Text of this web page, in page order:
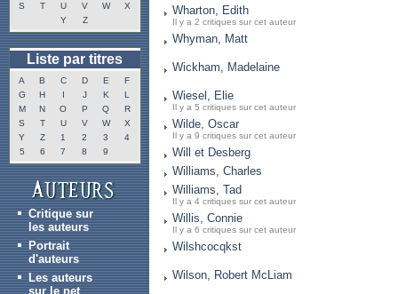
S
T U V W
X
Y
Z
Liste par titres
A B C D E
F
G
H I J K
L
M
N O P Q
R
S
T U V W
X
Y
Z 1 2 3
4
5
6 7 8 9
Critique sur
les auteurs
Portrait
d'auteurs
Les auteurs
sur le net
Wharton, Edith
Il y a 2 critiques sur cet auteur
Whyman, Matt
Wickham, Madelaine
Wiesel, Elie
Il y a 5 critiques sur cet auteur
Wilde, Oscar
Il y a 9 critiques sur cet auteur
Will et Desberg
Williams, Charles
Williams, Tad
Il y a 4 critiques sur cet auteur
Willis, Connie
Il y a 6 critiques sur cet auteur
Wilshcocqkst
Wilson, Robert McLiam